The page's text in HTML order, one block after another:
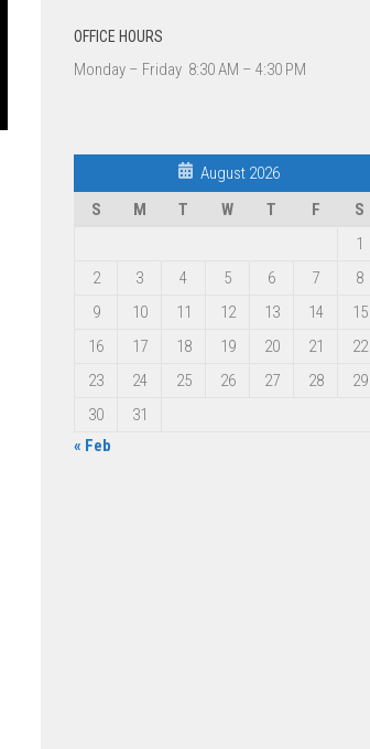
OFFICE HOURS
Monday – Friday 8:30 AM – 4:30 PM
August 2026
S
M T W T F
S
1
2
3 4 5 6 7
8
9
10 11 12 13 14
15
16
17 18 19 20 21
22
23
24 25 26 27 28
29
30
31
« Feb